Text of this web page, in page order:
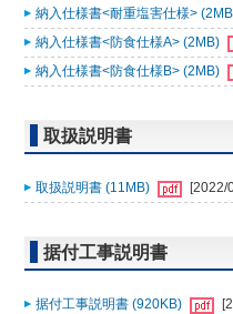
納入仕様書<耐重塩害仕様>
納入仕様書<防食仕様A> (2MB)
納入仕様書<防食仕様B> (2MB)
取扱説明書
取扱説明書 (11MB) [2022/
据付工事説明書
据付工事説明書 (920KB)